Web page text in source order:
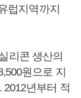
럽지역까지
리콘 생산의
원으로 지
2012년부터 적